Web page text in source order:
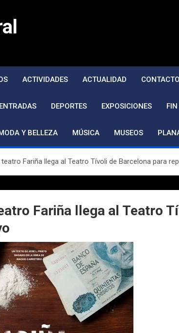
ACTIVIDADES ACTUALIDAD CONTACTO
DEPORTES EXPOSICIONES
Y BELLEZA MÚSICA MUSEOS
Fariña llega al Teatro Tívoli de Barcelona para
Fariña llega al Teatro